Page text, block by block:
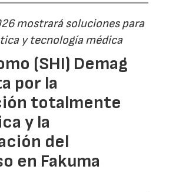
mostrará soluciones para
y tecnología médica
(SHI) Demag
por la
totalmente
y la
del
en Fakuma